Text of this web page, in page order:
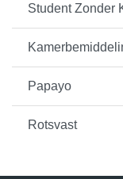
Student Zonder
Papayo
Rotsvast